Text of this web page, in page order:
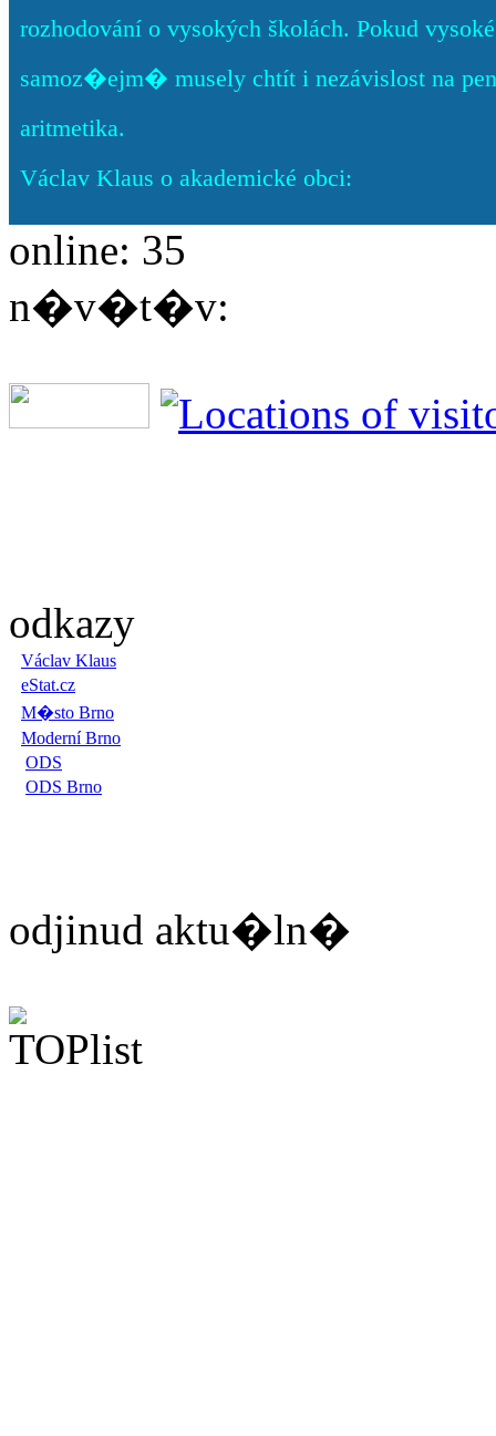
rozhodování o vysokých školách. Pokud
samoz�ejm� musely chtít i nezávislost na
aritmetika.
Václav Klaus o akademické obci:
online: 35
n�v�t�v:
odkazy
Václav Klaus
eStat.cz
M�sto Brno
Moderní Brno
ODS
ODS Brno
odjinud aktu�ln�